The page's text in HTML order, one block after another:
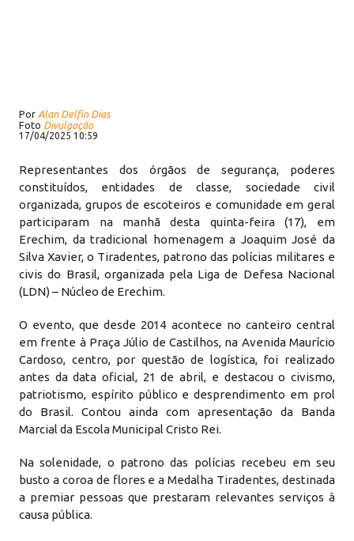
Por Alan Delfin Dias
Foto Divulgação
17/04/2025 10:59
Representantes dos órgãos de segurança, poderes
constituídos, entidades de classe, sociedade civil
organizada, grupos de escoteiros e comunidade em geral
participaram na manhã desta quinta-feira (17), em
Erechim, da tradicional homenagem a Joaquim José da
Silva Xavier, o Tiradentes, patrono das polícias militares e
civis do Brasil, organizada pela Liga de Defesa Nacional
(LDN) – Núcleo de Erechim.
O evento, que desde 2014 acontece no canteiro central
em frente à Praça Júlio de Castilhos, na Avenida Maurício
Cardoso, centro, por questão de logística, foi realizado
antes da data oficial, 21 de abril, e destacou o civismo,
patriotismo, espírito público e desprendimento em prol
do Brasil. Contou ainda com apresentação da Banda
Marcial da Escola Municipal Cristo Rei.
Na solenidade, o patrono das polícias recebeu em seu
busto a coroa de flores e a Medalha Tiradentes, destinada
a premiar pessoas que prestaram relevantes serviços à
causa pública.